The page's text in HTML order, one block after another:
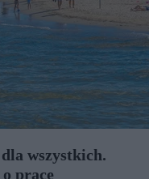
wszystkich.
pracę